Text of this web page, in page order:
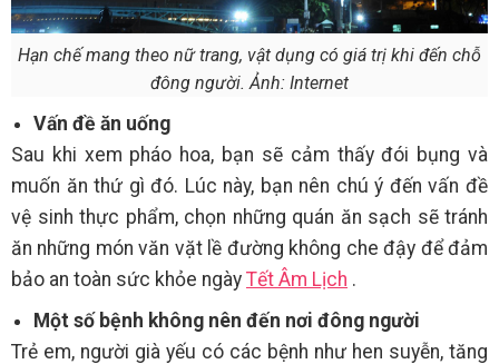
Hạn chế mang theo nữ trang, vật dụng có giá trị khi đến chỗ
đông người. Ảnh: Internet
Vấn đề ăn uống
Sau khi xem pháo hoa, bạn sẽ cảm thấy đói bụng và
muốn ăn thứ gì đó. Lúc này, bạn nên chú ý đến vấn đề
vệ sinh thực phẩm, chọn những quán ăn sạch sẽ tránh
ăn những món văn vặt lề đường không che đậy để đảm
bảo an toàn sức khỏe ngày Tết Âm Lịch .
Một số bệnh không nên đến nơi đông người
Trẻ em, người già yếu có các bệnh như hen suyễn, tăng